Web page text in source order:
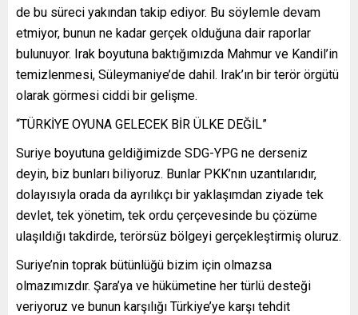
de bu süreci yakından takip ediyor. Bu söylemle devam
etmiyor, bunun ne kadar gerçek olduğuna dair raporlar
bulunuyor. Irak boyutuna baktığımızda Mahmur ve Kandil’in
temizlenmesi, Süleymaniye’de dahil. Irak’ın bir terör örgütü
olarak görmesi ciddi bir gelişme.
“TÜRKİYE OYUNA GELECEK BİR ÜLKE DEĞİL”
Suriye boyutuna geldiğimizde SDG-YPG ne derseniz
deyin, biz bunları biliyoruz. Bunlar PKK’nın uzantılarıdır,
dolayısıyla orada da ayrılıkçı bir yaklaşımdan ziyade tek
devlet, tek yönetim, tek ordu çerçevesinde bu çözüme
ulaşıldığı takdirde, terörsüz bölgeyi gerçekleştirmiş oluruz.
Suriye’nin toprak bütünlüğü bizim için olmazsa
olmazımızdır. Şara’ya ve hükümetine her türlü desteği
veriyoruz ve bunun karşılığı Türkiye’ye karşı tehdit